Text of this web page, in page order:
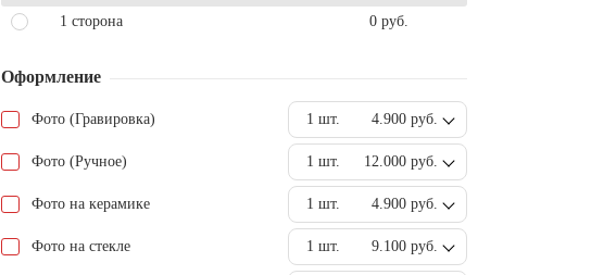
1 сторона
0 руб.
Оформление
Фото (Гравировка) 1 шт. 4.900 руб.
Фото (Ручное) 1 шт. 12.000 руб.
Фото на керамике 1 шт. 4.900 руб.
Фото на стекле 1 шт. 9.100 руб.